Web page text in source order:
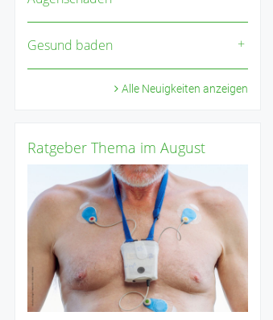
Gesund baden
Alle Neuigkeiten anzeigen
Ratgeber Thema im August